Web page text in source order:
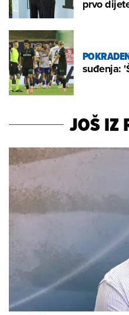
prvo
suđenja:
JOŠ IZ